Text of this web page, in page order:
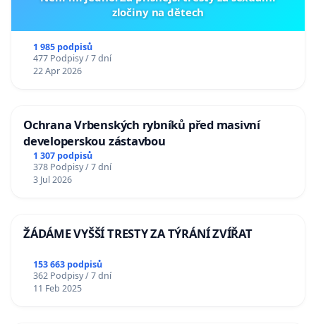
zločiny na dětech
1 985 podpisů
477 Podpisy / 7 dní
22 Apr 2026
Ochrana Vrbenských rybníků před masivní
developerskou zástavbou
1 307 podpisů
378 Podpisy / 7 dní
3 Jul 2026
ŽÁDÁME VYŠŠÍ TRESTY ZA TÝRÁNÍ ZVÍŘAT
153 663 podpisů
362 Podpisy / 7 dní
11 Feb 2025